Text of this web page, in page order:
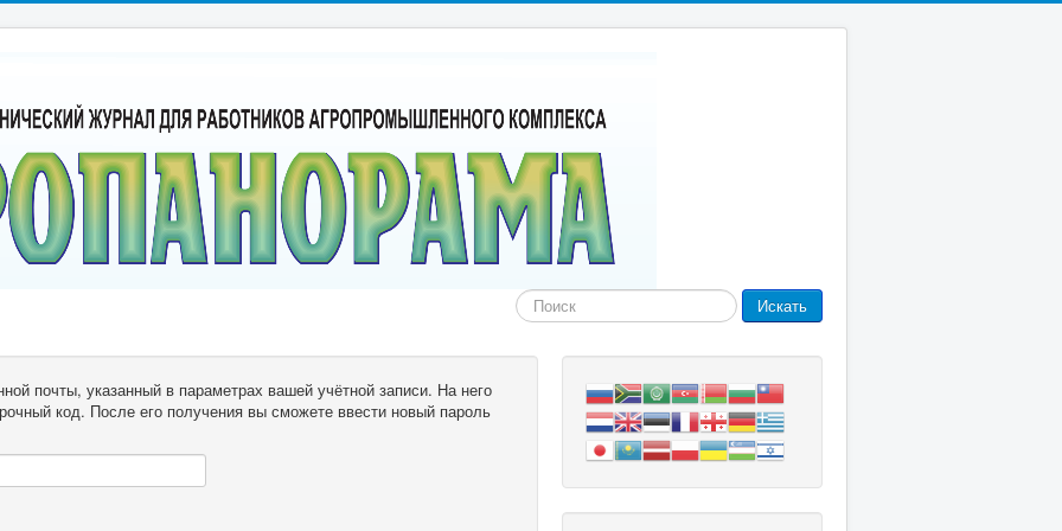
Найти Искать
почты, указанный в параметрах вашей учётной записи. На него
код. После его получения вы сможете ввести новый пароль